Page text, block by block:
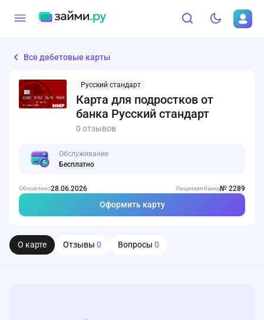
Все дебетовые карты
Русский стандарт
Карта для подростков от
банка Русский стандарт
0 отзывов
Обслуживание
Бесплатно
Оформить карту
Обновлено28.06.2026 Лицензия банка№ 2289
О карте Отзывы 0 Вопросы 0